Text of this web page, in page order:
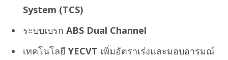
System (TCS)
ระบบเบรก ABS Dual Channel
เทคโนโลยี YECVT เพิ่มอัตราเร่งและมอบอารมณ์